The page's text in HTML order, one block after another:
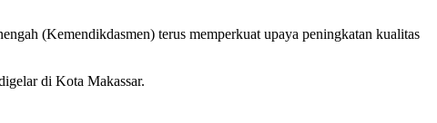
(Kemendikdasmen) terus memperkuat upaya peningkatan kualitas
di Kota Makassar.